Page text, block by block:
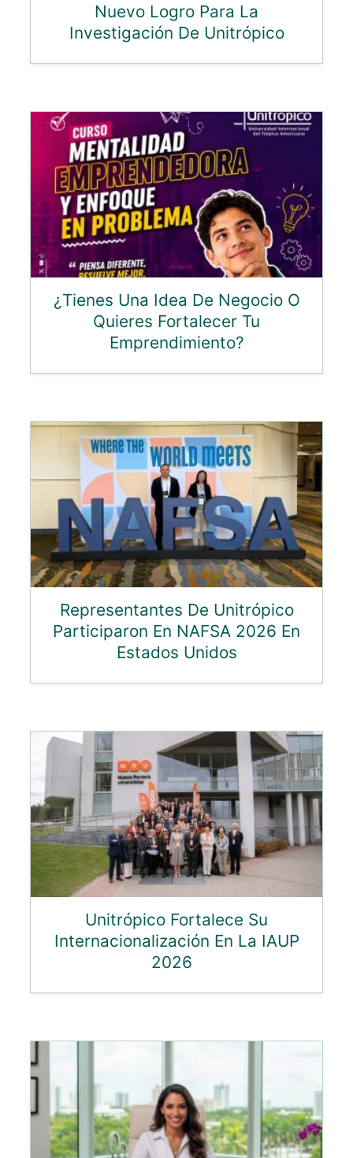
Nuevo Logro Para La
Investigación De Unitrópico
¿Tienes Una Idea De Negocio O
Quieres Fortalecer Tu
Emprendimiento?
Representantes De Unitrópico
Participaron En NAFSA 2026 En
Estados Unidos
Unitrópico Fortalece Su
Internacionalización En La IAUP
2026